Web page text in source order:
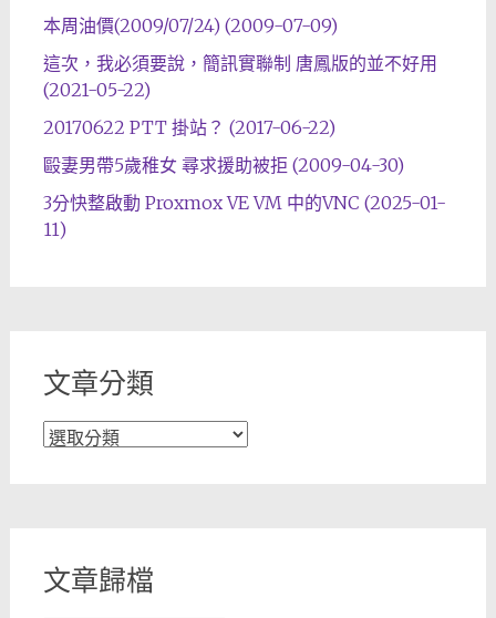
本周油價(2009/07/24) (2009-07-09)
這次，我必須要說，簡訊實聯制 唐鳳版的並不好用
(2021-05-22)
20170622 PTT 掛站？ (2017-06-22)
毆妻男帶5歲稚女 尋求援助被拒 (2009-04-30)
3分快整啟動 Proxmox VE VM 中的VNC (2025-01-
11)
文章分類
文
文章歸檔